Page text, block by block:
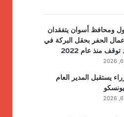
ومحافظ أسوان يتفقدان
الحفر بحقل البركة في
منذ عام 2022
يستقبل المدير العام